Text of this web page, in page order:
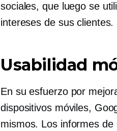
sociales, que luego se
intereses de sus clientes.
Usabilidad
En su esfuerzo por
dispositivos móviles,
mismos. Los informes